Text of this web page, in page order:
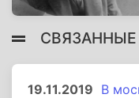
19.11.2019 В